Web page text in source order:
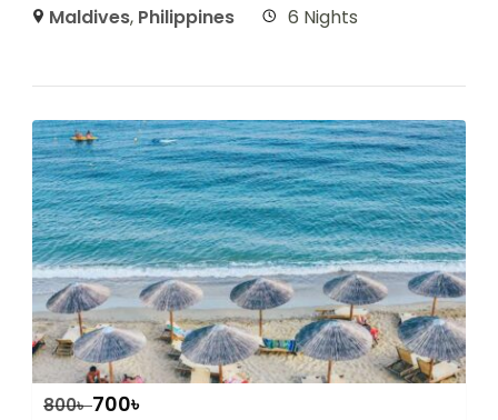
Maldives, Philippines 6 Nights
800৳ 700৳